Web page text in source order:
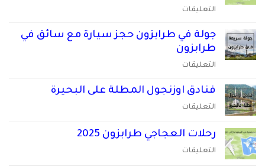
الرياض
وجدة
والقصيم
والمدينة
مغلقة
التعليقاتعلى
طرابزون
المباشرة
المباشرة
مغلقة
جولة في طرابزون حجز سيارة مع سائق في
طرابزون
التعليقاتعلى
في
سيارة
مع
سائق
فنادق اوزنجول المطلة على البحيرة
التعليقاتعلى
اوزنجول
رحلات العجاجي طرابزون 2025
التعليقاتعلى